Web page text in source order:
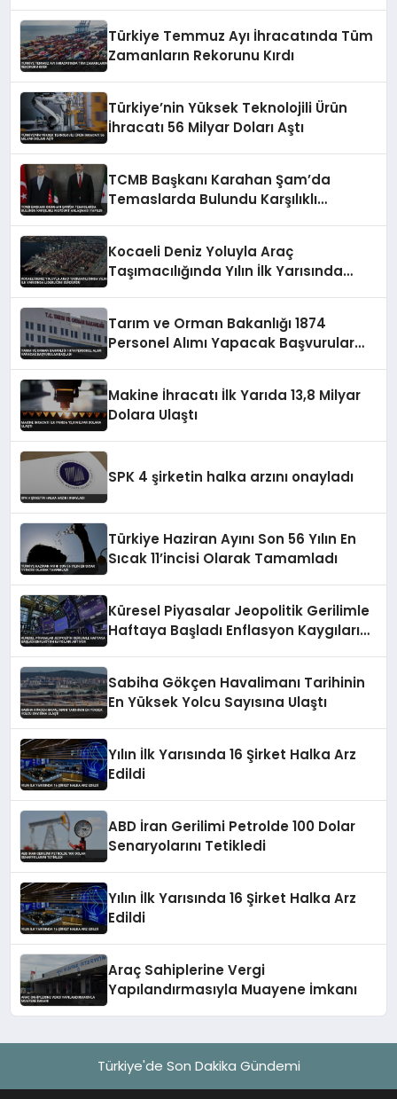
Türkiye Temmuz Ayı İhracatında Tüm
Zamanların Rekorunu Kırdı
Türkiye’nin Yüksek Teknolojili Ürün
İhracatı 56 Milyar Doları Aştı
TCMB Başkanı Karahan Şam’da
Temaslarda Bulundu Karşılıklı
Kocaeli Deniz Yoluyla Araç
Taşımacılığında Yılın İlk Yarısında
Tarım ve Orman Bakanlığı 1874
Personel Alımı Yapacak Başvurular
Makine İhracatı İlk Yarıda 13,8 Milyar
Dolara Ulaştı
SPK 4 şirketin halka arzını onayladı
Türkiye Haziran Ayını Son 56 Yılın En
Sıcak 11’incisi Olarak Tamamladı
Küresel Piyasalar Jeopolitik Gerilimle
Haftaya Başladı Enflasyon Kaygıları
Sabiha Gökçen Havalimanı Tarihinin
En Yüksek Yolcu Sayısına Ulaştı
Yılın İlk Yarısında 16 Şirket Halka Arz
Edildi
ABD İran Gerilimi Petrolde 100 Dolar
Senaryolarını Tetikledi
Yılın İlk Yarısında 16 Şirket Halka Arz
Edildi
Araç Sahiplerine Vergi
Yapılandırmasıyla Muayene İmkanı
Türkiye'de Son Dakika Gündemi